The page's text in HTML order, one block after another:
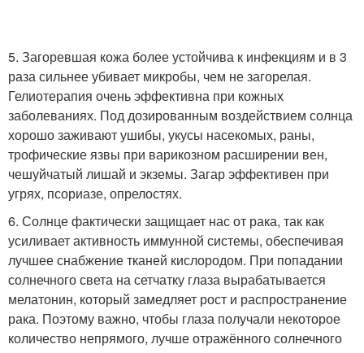
5. Загоревшая кожа более устойчива к инфекциям и в 3
раза сильнее убивает микробы, чем не загорелая.
Гелиотерапия очень эффективна при кожных
заболеваниях. Под дозированным воздействием солнца
хорошо заживают ушибы, укусы насекомых, раны,
трофические язвы при варикозном расширении вен,
чешуйчатый лишай и экземы. Загар эффективен при
угрях, псориазе, опрелостях.
6. Солнце фактически защищает нас от рака, так как
усиливает активность иммунной системы, обеспечивая
лучшее снабжение тканей кислородом. При попадании
солнечного света на сетчатку глаза вырабатывается
мелатонин, который замедляет рост и распространение
рака. Поэтому важно, чтобы глаза получали некоторое
количество непрямого, лучше отражённого солнечного